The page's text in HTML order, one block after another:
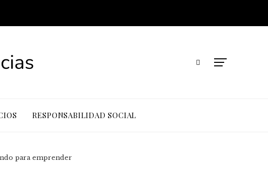
RESPONSABILIDAD SOCIAL
para emprender